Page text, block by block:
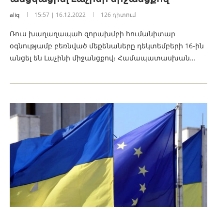
aliq 15:57 | 16.12.2022 126 դիտում
Ռուս խաղաղապահ զորախմբի հումանիտար
օգնությամբ բեռնված մեքենաները դեկտեմբերի 16-ին
անցել են Լաչինի միջանցքով։ Համապատասխան…